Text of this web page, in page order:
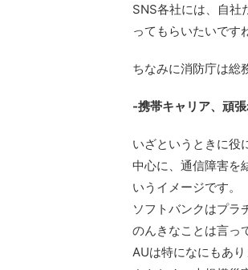
SNS各社には、自社
ってもらいたいです
ちなみに消防庁は総
-携帯キャリア、頑
いざというときに役
中心に、通信障害を
いうイメージです。
ソフトバンクはプラ
のんきなことは言っ
AUは特になにもあ